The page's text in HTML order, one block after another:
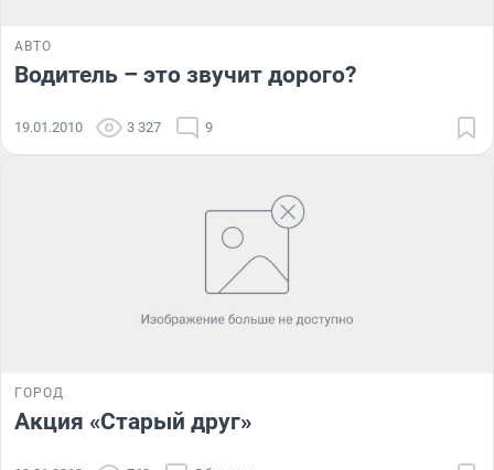
АВТО
Водитель – это звучит дорого?
19.01.2010 3 327 9
ГОРОД
Акция «Старый друг»